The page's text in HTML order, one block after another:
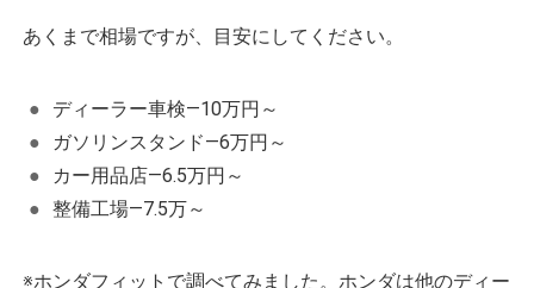
あくまで相場ですが、目安にしてください。
ディーラー車検―10万円～
ガソリンスタンド―6万円～
カー用品店―6.5万円～
整備工場―7.5万～
※ホンダフィットで調べてみました。ホンダは他のディー